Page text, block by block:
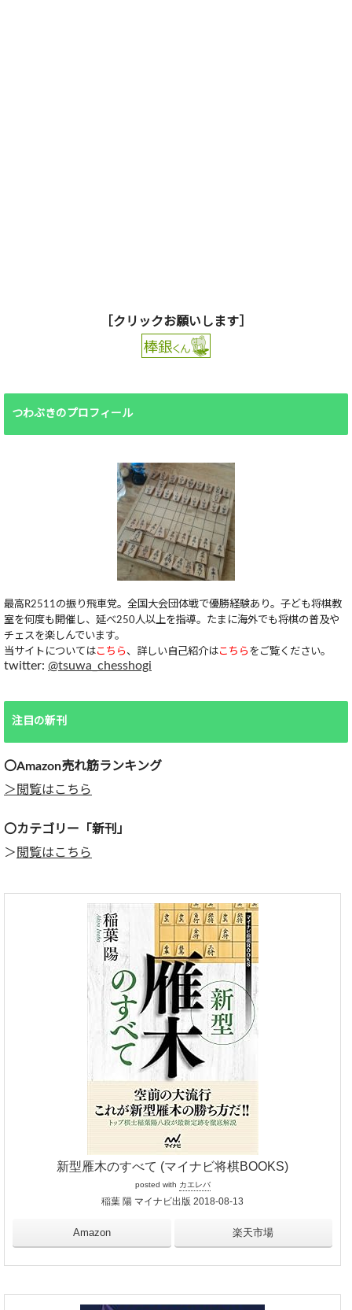
［クリックお願いします］
つわぶきのプロフィール
最高R2511の振り飛車党。全国大会団体戦で優勝経験あり。子ども将棋教
室を何度も開催し、延べ250人以上を指導。たまに海外でも将棋の普及や
チェスを楽しんでいます。
当サイトについてはこちら 、詳しい自己紹介はこちら をご覧ください。
twitter: @tsuwa_chesshogi
注目の新刊
〇Amazon売れ筋ランキング
＞閲覧はこちら
〇カテゴリー「新刊」
＞ 閲覧はこちら
新型雁木のすべて (マイナビ将棋BOOKS)
posted with カエレバ
稲葉 陽 マイナビ出版 2018-08-13
Amazon 楽天市場